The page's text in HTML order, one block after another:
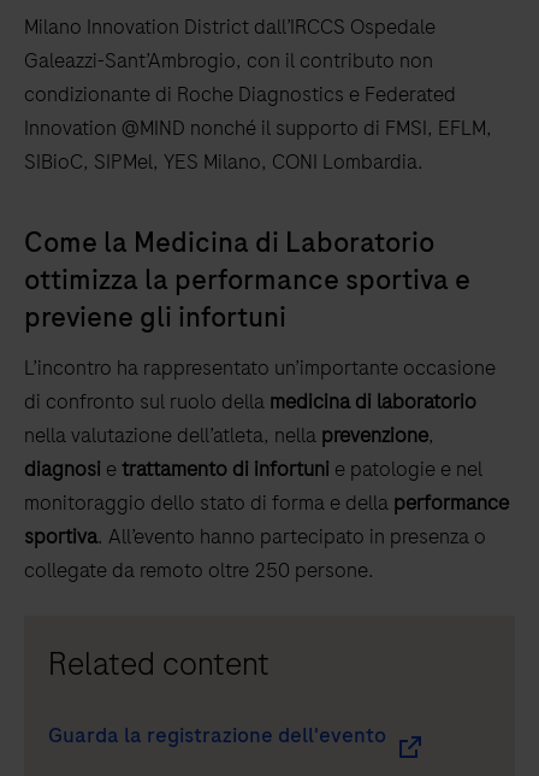
Milano Innovation District dall’IRCCS Ospedale
Galeazzi-Sant’Ambrogio, con il contributo non
condizionante di Roche Diagnostics e Federated
Innovation @MIND nonché il supporto di FMSI, EFLM,
SIBioC, SIPMel, YES Milano, CONI Lombardia.
Come la Medicina di Laboratorio
ottimizza la performance sportiva e
previene gli infortuni
L’incontro ha rappresentato un’importante occasione
di confronto sul ruolo della medicina di laboratorio
nella valutazione dell’atleta, nella prevenzione,
diagnosi etrattamento di infortuni e patologie e nel
monitoraggio dello stato di forma e della performance
sportiva. All’evento hanno partecipato in presenza o
collegate da remoto oltre 250 persone.
Related content
Guarda la registrazione dell'evento